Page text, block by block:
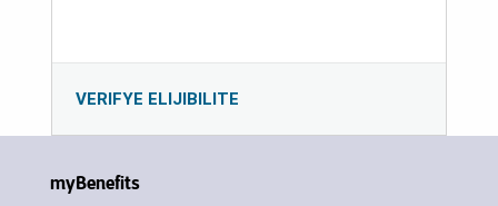
VERIFYE ELIJIBILITE
myBenefits